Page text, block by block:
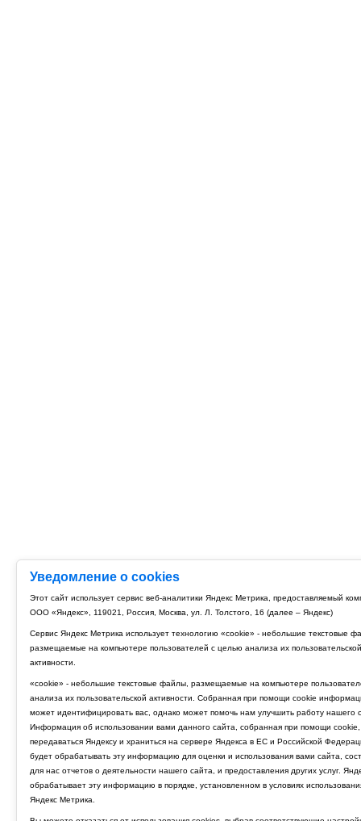
Уведомление о cookies
Этот сайт использует сервис веб-аналитики Яндекс Метрика, предоставляемый
ООО «Яндекс», 119021, Россия, Москва, ул. Л. Толстого, 16 (далее – Яндекс)
Сервис Яндекс Метрика использует технологию «cookie» - небольшие текстовые
размещаемые на компьютере пользователей с целью анализа их пользовательской
активности.
«cookie» - небольшие текстовые файлы, размещаемые на компьютере
анализа их пользовательской активности. Собранная при помощи cookie
может идентифицировать вас, однако может помочь нам улучшить работу нашего
Информация об использовании вами данного сайта, собранная при помощи cookie,
передаваться Яндексу и храниться на сервере Яндекса в ЕС и Российской
будет обрабатывать эту информацию для оценки и использования вами сайта,
для нас отчетов о деятельности нашего сайта, и предоставления других услуг.
обрабатывает эту информацию в порядке, установленном в условиях
Яндекс Метрика.